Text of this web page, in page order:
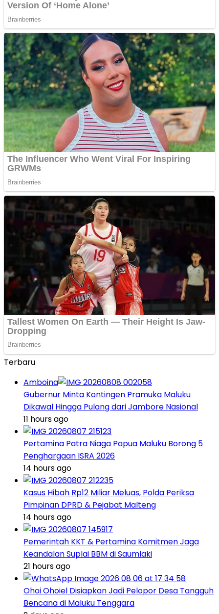
Terbaru
Amboina
Gubernur Minta Kontingen Pramuka Maluku
Dikawal Hingga Pulang dari Jambore Nasional
11 hours ago
Pertamina Patra Niaga Papua Maluku Borong 5
Penghargaan ISRA 2026
14 hours ago
Kasus Hibah Rp12 Miliar Meluas, Polda Periksa
Pimpinan DPRD & Pejabat Malteng
14 hours ago
Pemerintah KKT & Pertamina Komitmen Jaga
Keandalan Suplai BBM di Saumlaki
21 hours ago
Ohoi Ohoiel Disiapkan Jadi Pelopor Desa Tangguh
Bencana di Maluku Tenggara